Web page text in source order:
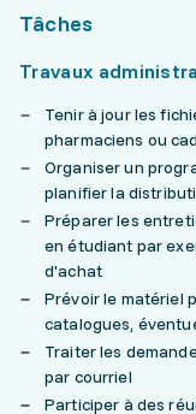
Tâches
Travaux
Tenir à jour les
pharmaciens ou
Organiser un
planifier la
Préparer les
en étudiant par
d'achat
Prévoir le matériel
catalogues,
Traiter les
par courriel
Participer à des